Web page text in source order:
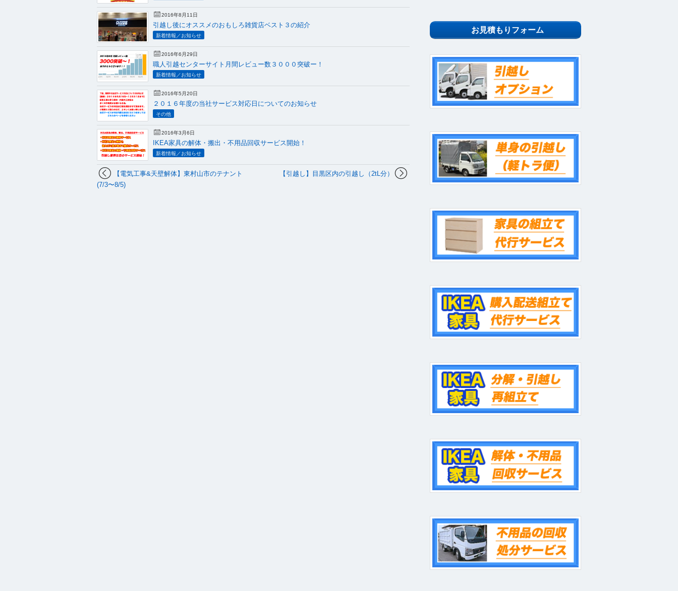
2016年8月11日
引越し後にオススメのおもしろ雑貨店ベスト３の紹介
新着情報／お知らせ
2016年6月29日
職人引越センターサイト月間レビュー数３０００突破ー！
新着情報／お知らせ
2016年5月20日
２０１６年度の当社サービス対応日についてのお知らせ
その他
2016年3月6日
IKEA家具の解体・搬出・不用品回収サービス開始！
新着情報／お知らせ
【引越し】目黒区内の引越し（2tL分）
【電気工事&天壁解体】東村山市のテナント
(7/3〜8/5)
お見積もりフォーム